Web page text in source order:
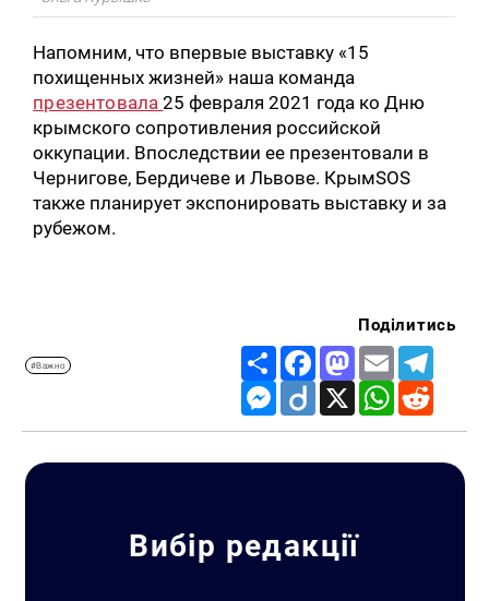
Напомним, что впервые выставку «15
похищенных жизней» наша команда
презентовала25 февраля 2021 года ко Дню
крымского сопротивления российской
оккупации. Впоследствии ее презентовали в
Чернигове, Бердичеве и Львове. КрымSOS
также планирует экспонировать выставку и за
рубежом.
#Важно
Поділитись
Share FacebookMastodon
Email
Messenger
Diigo X WhatsApp
Вибір редакції